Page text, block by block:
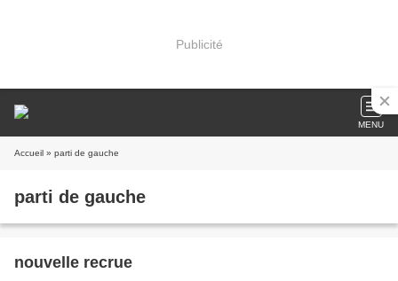
Publicité
MENU
Accueil » parti de gauche
parti de gauche
nouvelle recrue